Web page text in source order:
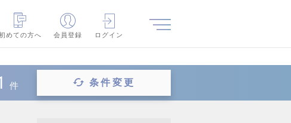
めての方へ
会員登録 ログイン
件 条件変更